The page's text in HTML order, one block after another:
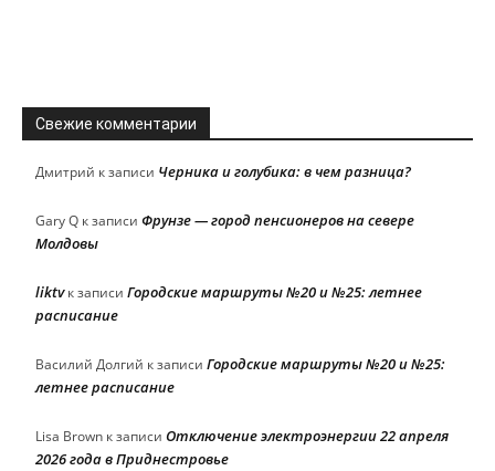
Свежие комментарии
Дмитрий к записи Черника и голубика: в чем разница?
Gary Q к записи Фрунзе — город пенсионеров на севере
Молдовы
liktvк записи Городские маршруты №20 и №25: летнее
расписание
Василий Долгий к записи Городские маршруты №20 и №25:
летнее расписание
Lisa Brown к записи Отключение электроэнергии 22 апреля
2026 года в Приднестровье